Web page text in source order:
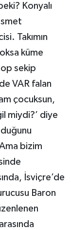
Konyalı
Takımın
küme
sekip
VAR falan
çocuksun,
miydi?’ diye
bizim
İsviçre’de
Baron